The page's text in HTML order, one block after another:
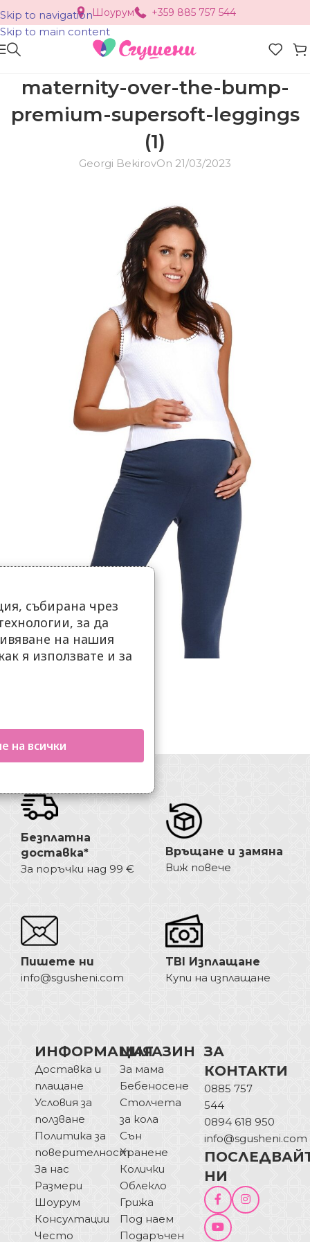
Skip to navigation
Skip to main content
Шоурум +359 885 757 544
maternity-over-the-bump-
premium-supersoft-leggings
(1)
Georgi BekirovOn 21/03/2023
Безплатна
доставка*
За поръчки над 99 €
Връщане и замяна
Виж повече
Пишете ни
info@sgusheni.com
TBI Изплащане
Купи на изплащане
ИНФОРМАЦИЯ
Доставка и
плащане
Условия за
ползване
Политика за
поверителност
За нас
Размери
Шоурум
Консултации
Често
МАГАЗИН
За мама
Бебеносене
Столчета
за кола
Сън
Хранене
Колички
Облекло
Грижа
Под наем
Подаръчен
ЗА
КОНТАКТИ
0885 757
544
0894 618 950
info@sgusheni.com
НИ
събирана чрез
за да
на нашия
я използвате и за
на всички